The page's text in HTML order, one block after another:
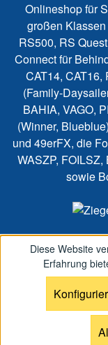
Onlineshop für
großen
RS500, RS
Connect für
CAT14,
(Family-
BAHIA, VAGO,
(Winner,
und 49erFX, die
WASZP,
sowie
Diese Website
Erfahrung